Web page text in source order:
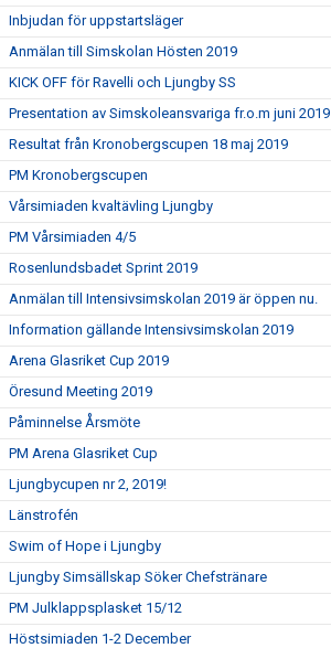
Inbjudan för uppstartsläger
Anmälan till Simskolan Hösten 2019
KICK OFF för Ravelli och Ljungby SS
Presentation av Simskoleansvariga fr.o.m juni 2019
Resultat från Kronobergscupen 18 maj 2019
PM Kronobergscupen
Vårsimiaden kvaltävling Ljungby
PM Vårsimiaden 4/5
Rosenlundsbadet Sprint 2019
Anmälan till Intensivsimskolan 2019 är öppen nu.
Information gällande Intensivsimskolan 2019
Arena Glasriket Cup 2019
Öresund Meeting 2019
Påminnelse Årsmöte
PM Arena Glasriket Cup
Ljungbycupen nr 2, 2019!
Länstrofén
Swim of Hope i Ljungby
Ljungby Simsällskap Söker Chefstränare
PM Julklappsplasket 15/12
Höstsimiaden 1-2 December